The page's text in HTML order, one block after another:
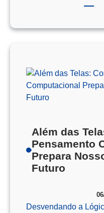
Além das
Pensamento
Prepara
Futuro
Desvendando a